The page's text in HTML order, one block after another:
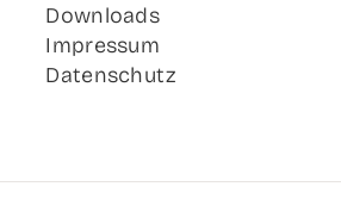
Down­loads
Impres­sum
Daten­schutz